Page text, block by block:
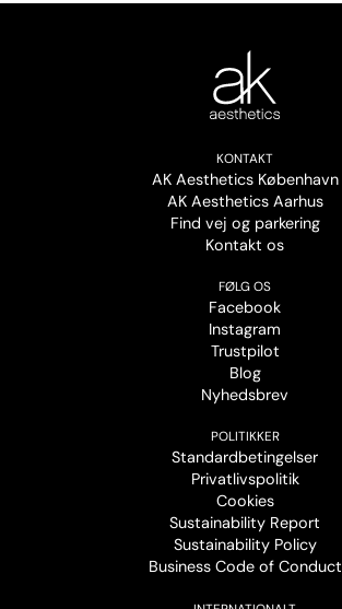
KONTAKT
AK Aesthetics København
AK Aesthetics Aarhus
Find vej og parkering
Kontakt os
FØLG OS
Facebook
Instagram
Trustpilot
Blog
Nyhedsbrev
POLITIKKER
Standardbetingelser
Privatlivspolitik
Cookies
Sustainability Report
Sustainability Policy
Business Code of Conduct